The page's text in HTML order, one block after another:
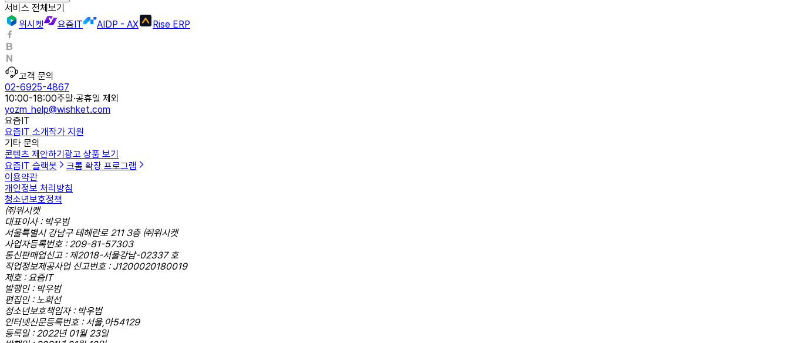
서비스 전체보기
위시켓
요즘IT AIDP - AX Rise ERP
고객 문의
02-6925-4867
10:00-18:00주말·공휴일 제외
yozm_help@wishket.com
요즘IT
요즘IT 소개작가 지원
기타 문의
콘텐츠 제안하기광고 상품 보기
요즘IT 슬랙봇
크롬 확장 프로그램
이용약관
개인정보 처리방침
청소년보호정책
㈜위시켓
대표이사 : 박우범
서울특별시 강남구 테헤란로 211 3층 ㈜위시켓
사업자등록번호 : 209-81-57303
통신판매업신고 : 제2018-서울강남-02337 호
직업정보제공사업 신고번호 : J1200020180019
제호 : 요즘IT
발행인 : 박우범
편집인 : 노희선
청소년보호책임자 : 박우범
인터넷신문등록번호 : 서울,아54129
등록일 : 2022년 01월 23일